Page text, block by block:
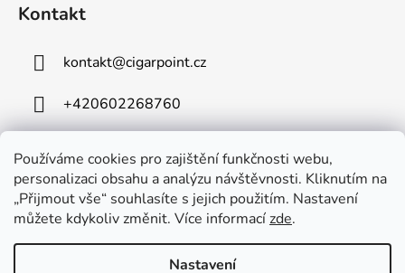
Používáme cookies pro zajištění funkčnosti webu,
personalizaci obsahu a analýzu návštěvnosti. Kliknutím na
„Přijmout vše“ souhlasíte s jejich použitím. Nastavení
můžete kdykoliv změnit. Více informacízde.
Nastavení
Kontakt
kontakt@cigarpoint.cz
+420602268760
Cigar Point
. Všechna práva vyhrazena.